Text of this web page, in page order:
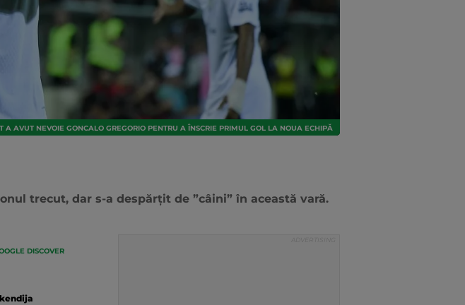
A AVUT NEVOIE GONCALO GREGORIO PENTRU A ÎNSCRIE PRIMUL GOL LA NOUA ECHIPĂ
trecut, dar s-a despărțit de ”câini” în această vară.
DISCOVER